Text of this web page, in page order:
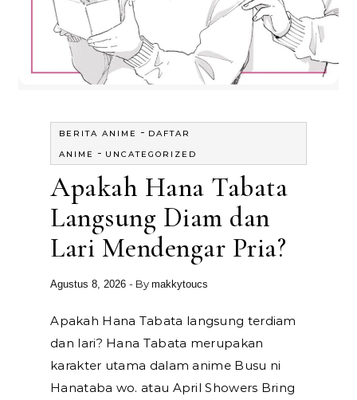
BERITA ANIME - DAFTAR
ANIME
- UNCATEGORIZED
Apakah Hana Tabata
Langsung Diam dan
Lari Mendengar Pria?
Agustus 8, 2026 - Bymakkytoucs
Apakah Hana Tabata langsung terdiam
dan lari? Hana Tabata merupakan
karakter utama dalam anime Busu ni
Hanataba wo. atau April Showers Bring